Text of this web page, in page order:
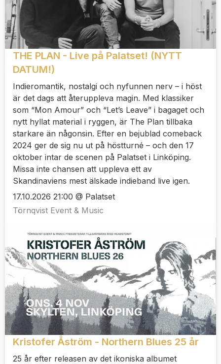
THE PLAN - Live på Palatset! (NYTT
DATUM!)
Indieromantik, nostalgi och nyfunnen nerv – i höst
är det dags att återuppleva magin. Med klassiker
som “Mon Amour” och “Let’s Leave” i bagaget och
nytt hyllat material i ryggen, är The Plan tillbaka
starkare än någonsin. Efter en bejublad comeback
2024 ger de sig nu ut på höstturné – och den 17
oktober intar de scenen på Palatset i Linköping.
Missa inte chansen att uppleva ett av
Skandinaviens mest älskade indieband live igen.
17.10.2026 21:00 @ Palatset
Törnqvist Event & Music
Kristofer Åström - Northern Blues 25 år
25 år efter releasen av det ikoniska albumet